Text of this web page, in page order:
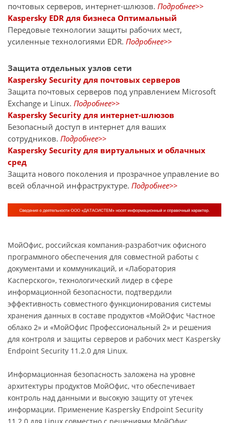
почтовых серверов, интернет-шлюзов. Подробнее>>
Kaspersky EDR для бизнеса Оптимальный
Передовые технологии защиты рабочих мест,
усиленные технологиями EDR. Подробнее>>
Защита отдельных узлов сети
Kaspersky Security для почтовых серверов
Защита почтовых серверов под управлением Microsoft
Exchange и Linux. Подробнее>>
Kaspersky Security для интернет-шлюзов
Безопасный доступ в интернет для ваших
сотрудников. Подробнее>>
Kaspersky Security для виртуальных и облачных
сред
Защита нового поколения и прозрачное управление во
всей облачной инфраструктуре. Подробнее>>
МойОфис, российская компания-разработчик офисного
программного обеспечения для совместной работы с
документами и коммуникаций, и «Лаборатория
Касперского», технологический лидер в сфере
информационной безопасности, подтвердили
эффективность совместного функционирования системы
хранения данных в составе продуктов «МойОфис Частное
облако 2» и «МойОфис Профессиональный 2» и решения
для контроля и защиты серверов и рабочих мест Kaspersky
Endpoint Security 11.2.0 для Linux.
Информационная безопасность заложена на уровне
архитектуры продуктов МойОфис, что обеспечивает
контроль над данными и высокую защиту от утечек
информации. Применение Kaspersky Endpoint Security